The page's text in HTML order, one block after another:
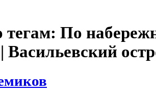
тегам: По